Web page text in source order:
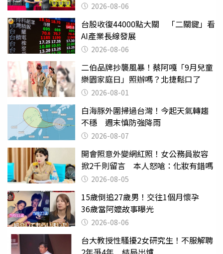
2026-08-06
台股收復44000點大關 「二關鍵」看
AI產業長線發展
2026-08-06
二伯品牌抄襲風暴！蔡阿嘎「9月兒童
樂園家庭日」照辦嗎？北捷鬆口了
2026-08-01
白海豚外圍掃過台灣！今起天氣轉趨
不穩 週末慎防強降雨
2026-08-07
開會照意外變網紅照！女公務員妝容
掀2千則留言 本人怒嗆：化妝有錯嗎
2026-08-05
15歲倒追27歲男！交往1個月懷孕
36歲當阿嬤故事曝光
2026-08-06
台大教授性騷擾2女研究生！不服解聘